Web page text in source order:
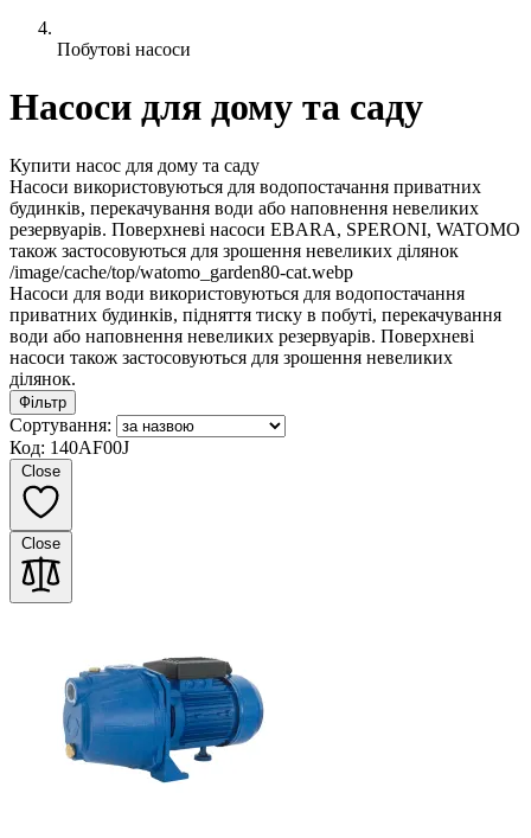
Побутові насоси
Насоси для дому та саду
Купити насос для дому та саду
Насоси використовуються для водопостачання приватних
будинків, перекачування води або наповнення невеликих
резервуарів. Поверхневі насоси EBARA, SPERONI, WATOMO
також застосовуються для зрошення невеликих ділянок
/image/cache/top/watomo_garden80-cat.webp
Насоси для води використовуються для водопостачання
приватних будинків, підняття тиску в побуті, перекачування
води або наповнення невеликих резервуарів. Поверхневі
насоси також застосовуються для зрошення невеликих
ділянок.
Фільтр
Сортування:
Код: 140AF00J
Close
Close